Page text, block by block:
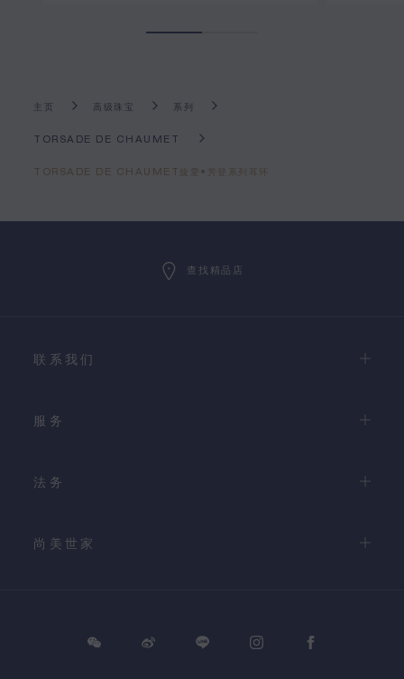
主页 高级珠宝 系列
TORSADE DE CHAUMET
TORSADE DE CHAUMET旋爱•芳登系列耳环
查找精品店
联系我们
服务
法务
尚美世家